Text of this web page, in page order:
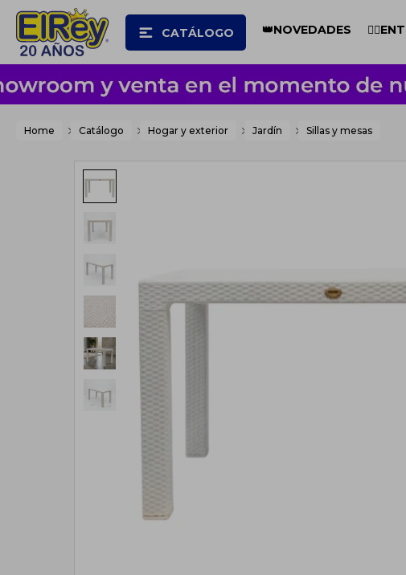
CATÁLOGO 👑NOVEDADES
Home Catálogo Hogar y exterior Jardín Sillas y mesas